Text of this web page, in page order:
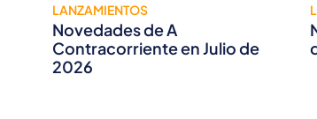
LANZAMIENTOS
Novedades de A
Contracorriente en Julio de
2026